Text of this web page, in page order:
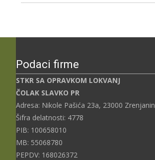
Podaci firme
STKR SA OPRAVKOM LOKVANJ
ČOLAK SLAVKO PR
Adresa: Nikole Pašića 23a, 23000 Zrenjanin
Šifra delatnosti: 4778
PIB: 100658010
MB: 55068780
PEPDV: 168026372